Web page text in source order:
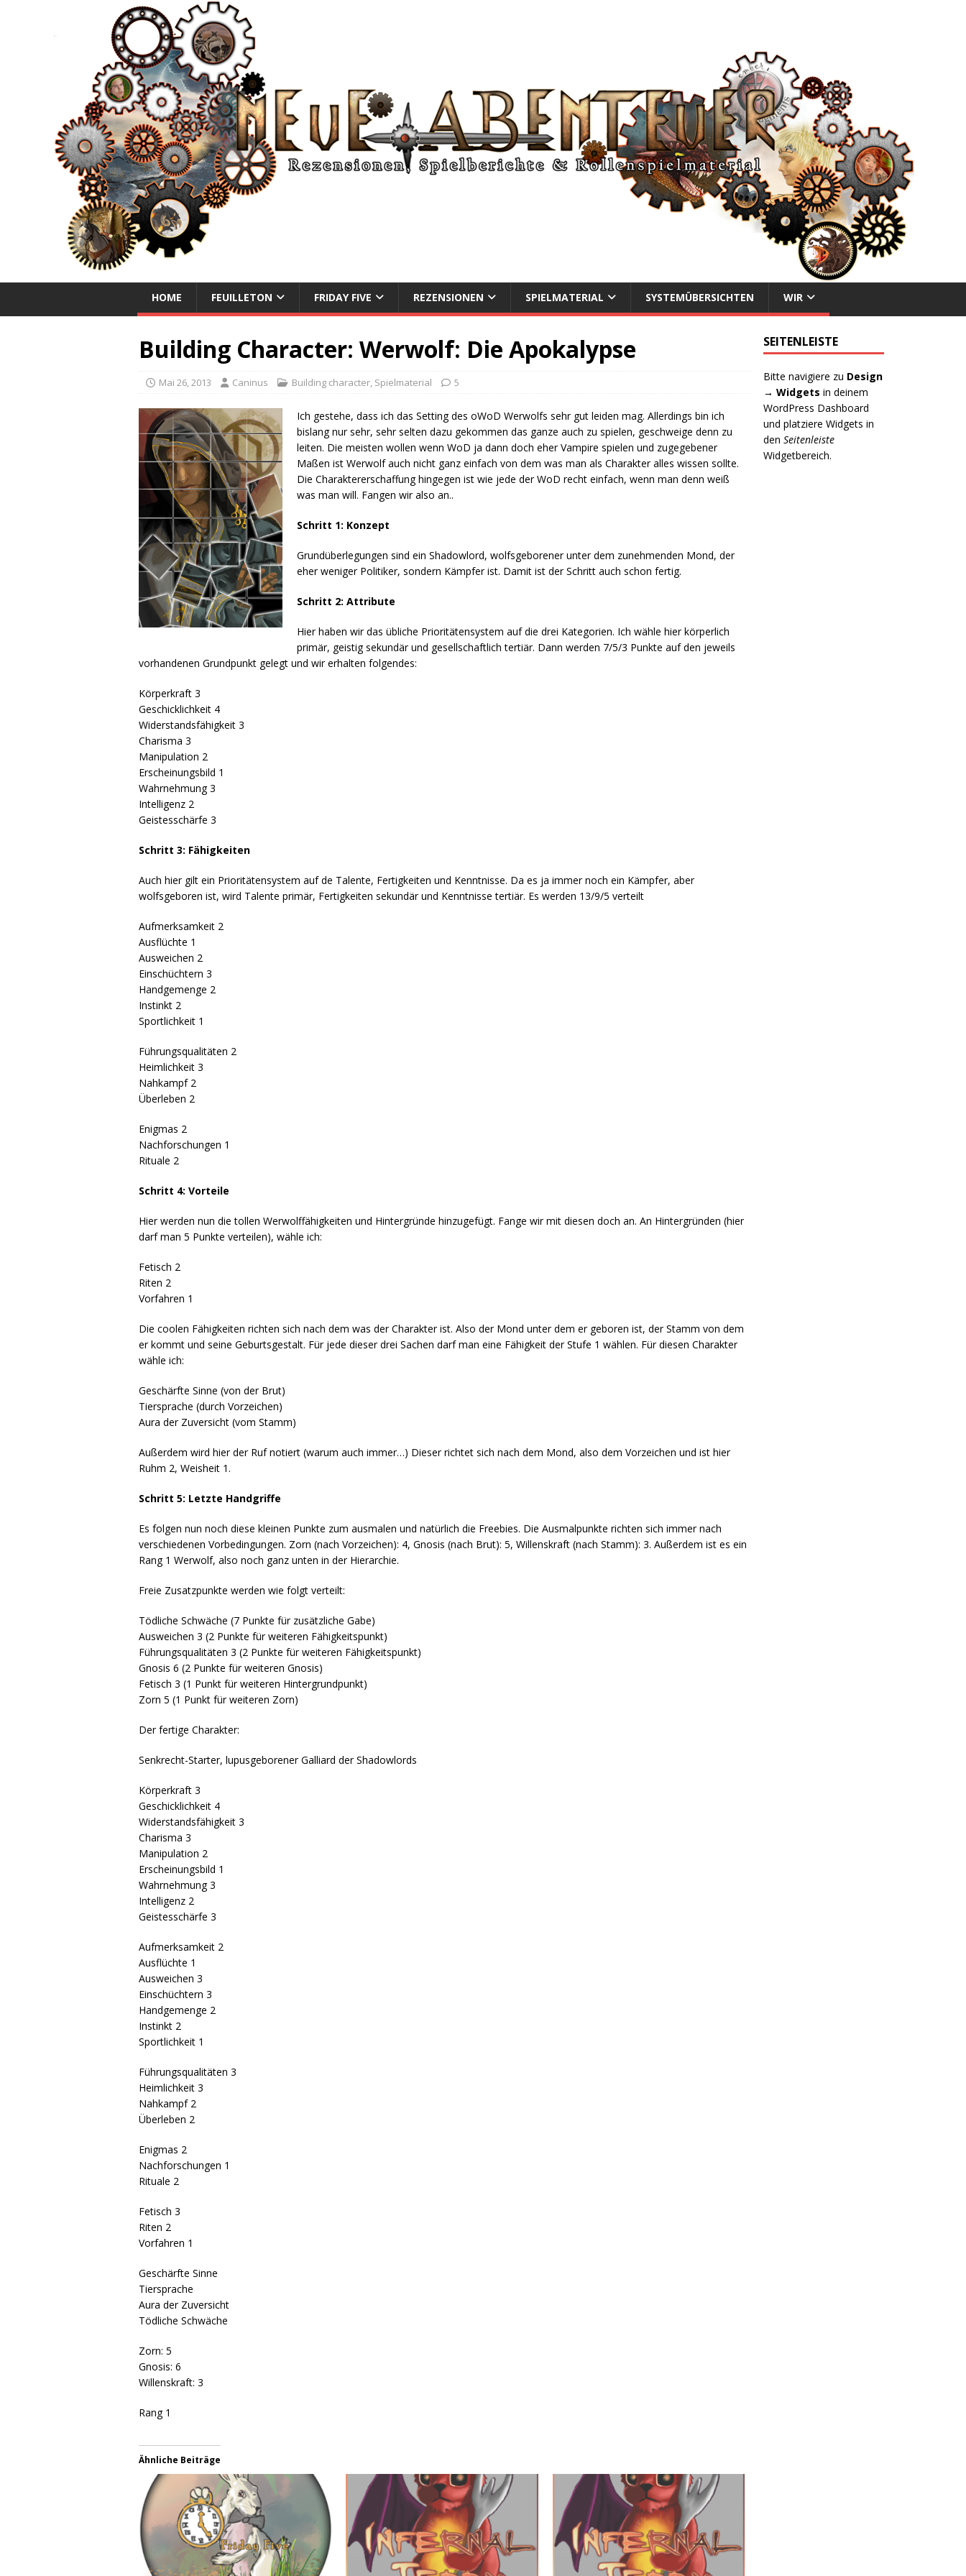
NEUE ABENTEUER
HOME FEUILLETON FRIDAY FIVE REZENSIONEN SPIELMATERIAL SYSTEMÜBERSICHTEN WIR
Building Character: Werwolf: Die Apokalypse
Mai 26, 2013 Caninus Building character, Spielmaterial 5
Ich gestehe, dass ich das Setting des oWoD Werwolfs sehr gut leiden mag. Allerdings bin ich
bislang nur sehr, sehr selten dazu gekommen das ganze auch zu spielen, geschweige denn zu
leiten. Die meisten wollen wenn WoD ja dann doch eher Vampire spielen und zugegebener
Maßen ist Werwolf auch nicht ganz einfach von dem was man als Charakter alles wissen sollte.
Die Charaktererschaffung hingegen ist wie jede der WoD recht einfach, wenn man denn weiß
was man will. Fangen wir also an..
Schritt 1: Konzept
Grundüberlegungen sind ein Shadowlord, wolfsgeborener unter dem zunehmenden Mond, der
eher weniger Politiker, sondern Kämpfer ist. Damit ist der Schritt auch schon fertig.
Schritt 2: Attribute
Hier haben wir das übliche Prioritätensystem auf die drei Kategorien. Ich wähle hier körperlich
primär, geistig sekundär und gesellschaftlich tertiär. Dann werden 7/5/3 Punkte auf den jeweils
vorhandenen Grundpunkt gelegt und wir erhalten folgendes:
Körperkraft 3
Geschicklichkeit 4
Widerstandsfähigkeit 3
Charisma 3
Manipulation 2
Erscheinungsbild 1
Wahrnehmung 3
Intelligenz 2
Geistesschärfe 3
Schritt 3: Fähigkeiten
Auch hier gilt ein Prioritätensystem auf de Talente, Fertigkeiten und Kenntnisse. Da es ja immer noch ein Kämpfer, aber
wolfsgeboren ist, wird Talente primär, Fertigkeiten sekundär und Kenntnisse tertiär. Es werden 13/9/5 verteilt
Aufmerksamkeit 2
Ausflüchte 1
Ausweichen 2
Einschüchtern 3
Handgemenge 2
Instinkt 2
Sportlichkeit 1
Führungsqualitäten 2
Heimlichkeit 3
Nahkampf 2
Überleben 2
Enigmas 2
Nachforschungen 1
Rituale 2
Schritt 4: Vorteile
Hier werden nun die tollen Werwolffähigkeiten und Hintergründe hinzugefügt. Fange wir mit diesen doch an. An Hintergründen (hier
darf man 5 Punkte verteilen), wähle ich:
Fetisch 2
Riten 2
Vorfahren 1
Die coolen Fähigkeiten richten sich nach dem was der Charakter ist. Also der Mond unter dem er geboren ist, der Stamm von dem
er kommt und seine Geburtsgestalt. Für jede dieser drei Sachen darf man eine Fähigkeit der Stufe 1 wählen. Für diesen Charakter
wähle ich:
Geschärfte Sinne (von der Brut)
Tiersprache (durch Vorzeichen)
Aura der Zuversicht (vom Stamm)
Außerdem wird hier der Ruf notiert (warum auch immer…) Dieser richtet sich nach dem Mond, also dem Vorzeichen und ist hier
Ruhm 2, Weisheit 1.
Schritt 5: Letzte Handgriffe
Es folgen nun noch diese kleinen Punkte zum ausmalen und natürlich die Freebies. Die Ausmalpunkte richten sich immer nach
verschiedenen Vorbedingungen. Zorn (nach Vorzeichen): 4, Gnosis (nach Brut): 5, Willenskraft (nach Stamm): 3. Außerdem ist es ein
Rang 1 Werwolf, also noch ganz unten in der Hierarchie.
Freie Zusatzpunkte werden wie folgt verteilt:
Tödliche Schwäche (7 Punkte für zusätzliche Gabe)
Ausweichen 3 (2 Punkte für weiteren Fähigkeitspunkt)
Führungsqualitäten 3 (2 Punkte für weiteren Fähigkeitspunkt)
Gnosis 6 (2 Punkte für weiteren Gnosis)
Fetisch 3 (1 Punkt für weiteren Hintergrundpunkt)
Zorn 5 (1 Punkt für weiteren Zorn)
Der fertige Charakter:
Senkrecht-Starter, lupusgeborener Galliard der Shadowlords
Körperkraft 3
Geschicklichkeit 4
Widerstandsfähigkeit 3
Charisma 3
Manipulation 2
Erscheinungsbild 1
Wahrnehmung 3
Intelligenz 2
Geistesschärfe 3
Aufmerksamkeit 2
Ausflüchte 1
Ausweichen 3
Einschüchtern 3
Handgemenge 2
Instinkt 2
Sportlichkeit 1
Führungsqualitäten 3
Heimlichkeit 3
Nahkampf 2
Überleben 2
Enigmas 2
Nachforschungen 1
Rituale 2
Fetisch 3
Riten 2
Vorfahren 1
Geschärfte Sinne
Tiersprache
Aura der Zuversicht
Tödliche Schwäche
Zorn: 5
Gnosis: 6
Willenskraft: 3
Rang 1
Ähnliche Beiträge
SEITENLEISTE
Bitte navigiere zu Design
→ Widgets in deinem
WordPress Dashboard
und platziere Widgets in
denSeitenleiste
Widgetbereich.